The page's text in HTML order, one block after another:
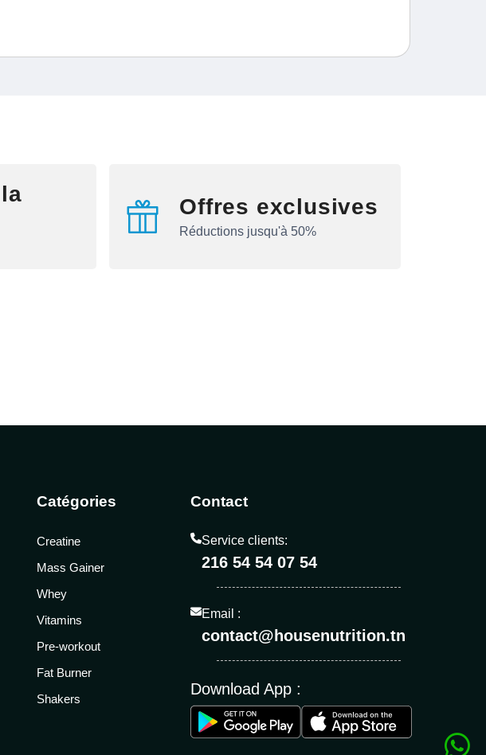
Offres exclusives
Réductions jusqu'à 50%
Catégories
Creatine
Mass Gainer
Whey
Vitamins
Pre-workout
Fat Burner
Shakers
Contact
Service clients:
216 54 54 07 54
Email :
contact@housenutrition.tn
Download App :